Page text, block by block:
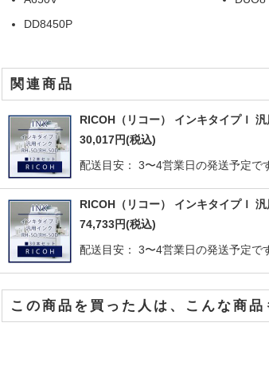
DD8450P
関連商品
RICOH（リコー） インキタイプＩ
30,017円(税込)
配送目安： 3〜4営業日の発送予定で
RICOH（リコー） インキタイプＩ
74,733円(税込)
配送目安： 3〜4営業日の発送予定で
この商品を買った人は、こんな商品